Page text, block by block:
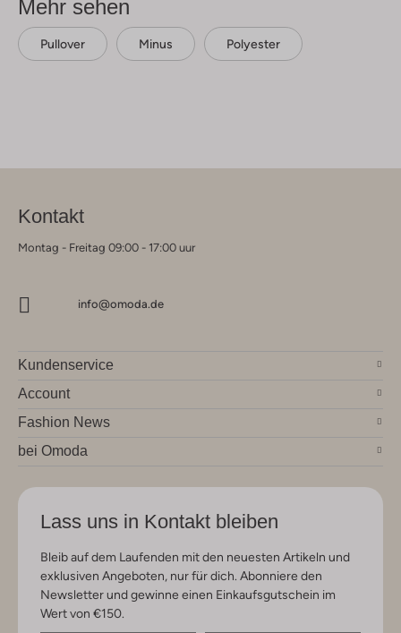
Mehr sehen
Pullover Minus Polyester
Kontakt
Montag - Freitag 09:00 - 17:00 uur
info@omoda.de
Kundenservice
Account
Fashion News
bei Omoda
Lass uns in Kontakt bleiben
Bleib auf dem Laufenden mit den neuesten Artikeln und
exklusiven Angeboten, nur für dich. Abonniere den
Newsletter und gewinne einen Einkaufsgutschein im
Wert von €150.